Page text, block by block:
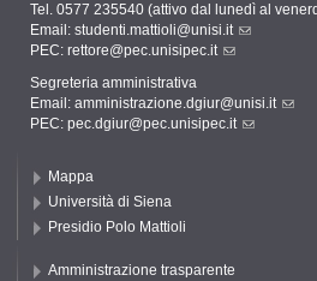
Tel. 0577 235540 (attivo dal lunedì al
Email: studenti.mattioli@unisi.it
PEC: rettore@pec.unisipec.it
Segreteria amministrativa
Email: amministrazione.dgiur@unisi.it
PEC: pec.dgiur@pec.unisipec.it
Mappa
Università di Siena
Presidio Polo Mattioli
Amministrazione trasparente